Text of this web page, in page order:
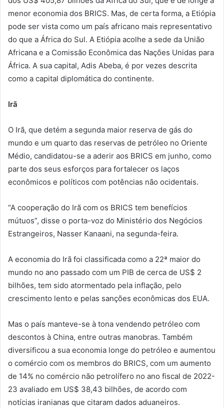
menor economia dos BRICS. Mas, de certa forma, a Etiópia
pode ser vista como um país africano mais representativo
do que a África do Sul. A Etiópia acolhe a sede da União
Africana e a Comissão Econômica das Nações Unidas para
África. A sua capital, Adis Abeba, é por vezes descrita
como a capital diplomática do continente.
Irã
O Irã, que detém a segunda maior reserva de gás do
mundo e um quarto das reservas de petróleo no Oriente
Médio, candidatou-se a aderir aos BRICS em junho, como
parte dos seus esforços para fortalecer os laços
econômicos e políticos com potências não ocidentais.
“A cooperação do Irã com os BRICS tem benefícios
mútuos”, disse o porta-voz do Ministério dos Negócios
Estrangeiros, Nasser Kanaani, na segunda-feira.
A economia do Irã foi classificada como a 22ª maior do
mundo no ano passado com um PIB de cerca de US$ 2
bilhões, tem sido atormentado pela inflação, pelo
crescimento lento e pelas sanções econômicas dos EUA.
Mas o país manteve-se à tona vendendo petróleo com
descontos à China, entre outras manobras. Também
diversificou a sua economia longe do petróleo e aumentou
o comércio com os membros do BRICS, com um aumento
de 14% no comércio não petrolífero no ano fiscal de 2022-
23 avaliado em US$ 38,43 bilhões, de acordo com
notícias iranianas que citaram dados aduaneiros.